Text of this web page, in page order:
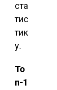
ста
тис
тик
у.
То
п-1